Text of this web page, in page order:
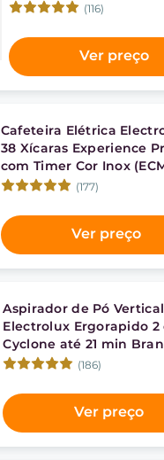
(116)
Ver preço
Cafeteira Elétrica
38 Xícaras Experience
com Timer Cor Inox
(177)
Ver preço
Aspirador de Pó
Electrolux Ergorapido 2
Cyclone até 21 min
(186)
Ver preço